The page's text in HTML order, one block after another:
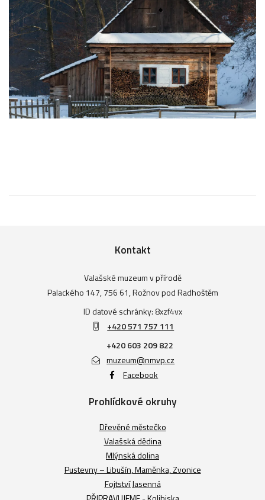
Kontakt
Valašské muzeum v přírodě
Palackého 147, 756 61, Rožnov pod Radhoštěm
ID datové schránky: 8xzf4vx
+420 571 757 111
+420 603 209 822
muzeum@nmvp.cz
Facebook
Prohlídkové okruhy
Dřevěné městečko
Valašská dědina
Mlýnská dolina
Pustevny – Libušín, Maměnka, Zvonice
Fojtství Jasenná